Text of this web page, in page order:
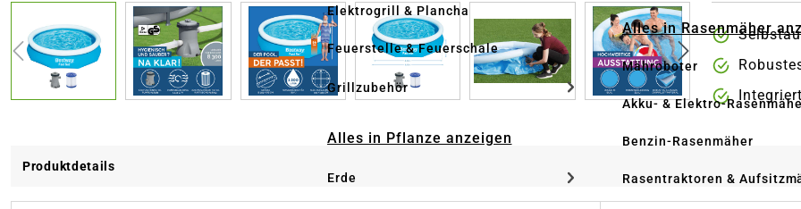
Elektrogrill & Plancha
Feuerstelle & Feuerschale
Grillzubehör
Alles in Pflanze anzeigen
Erde
Alles in Rasenmäher
Mähroboter
Akku- & Elektro-
Benzin-Rasenmäher
Rasentraktoren &
Produktdetails